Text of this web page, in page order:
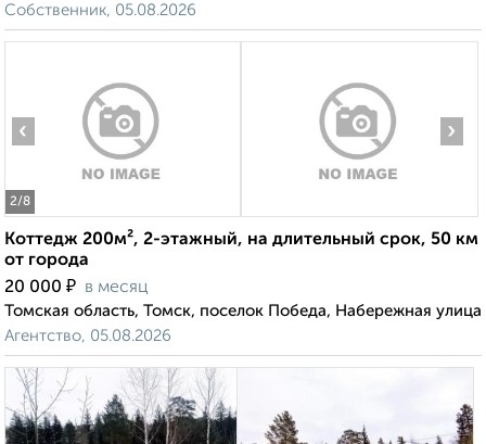
Собственник, 05.08.2026
2/8
‹ ›
Коттедж 200м², 2-этажный, на длительный срок, 50 км
от города
20 000 ₽ в месяц
Томская область, Томск, поселок Победа, Набережная улица
Агентство, 05.08.2026